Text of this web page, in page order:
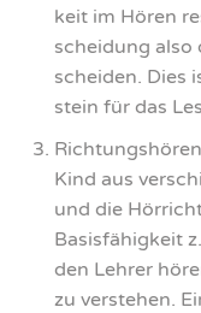
keit im Hören
schei­dung
schei­den. Dies
stein für das
Kind aus
und die
Basis­fä­hig­keit
den Leh­rer
zu ver­ste­hen.